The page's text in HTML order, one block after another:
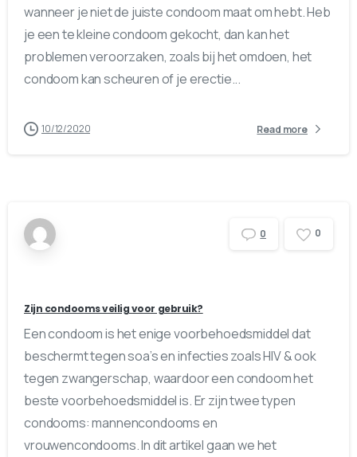
wanneer je niet de juiste condoom maat om hebt. Heb
je een te kleine condoom gekocht, dan kan het
problemen veroorzaken, zoals bij het omdoen, het
condoom kan scheuren of je erectie...
10/12/2020 Read more
0 0
Zijn condooms veilig voor gebruik?
Een condoom is het enige voorbehoedsmiddel dat
beschermt tegen soa’s en infecties zoals HIV & ook
tegen zwangerschap, waardoor een condoom het
beste voorbehoedsmiddel is. Er zijn twee typen
condooms: mannencondooms en
vrouwencondooms. In dit artikel gaan we het